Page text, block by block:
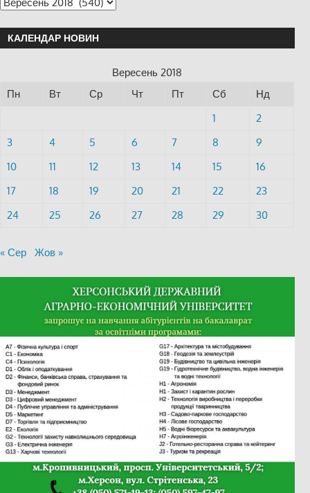
КАЛЕНДАР НОВИН
Вересень 2018
Пн
Вт Ср Чт Пт Сб
Нд
1
2
3
4 5 6 7 8
9
10
11 12 13 14 15
16
17
18 19 20 21 22
23
24
25 26 27 28 29 30
« Сер Жов »